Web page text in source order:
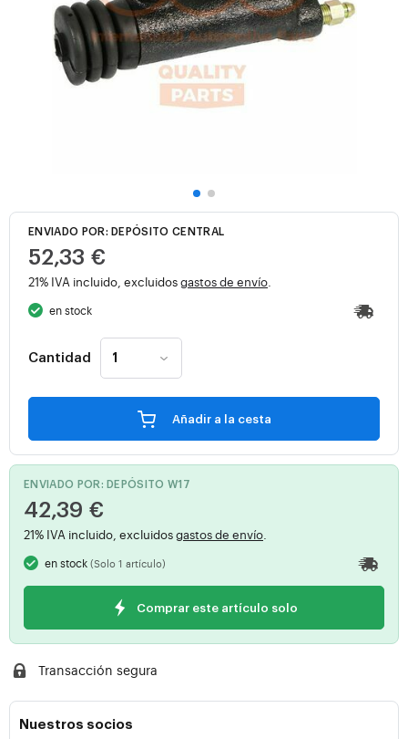
ENVIADO POR: DEPÓSITO CENTRAL
52,33 €
21% IVA incluido, excluidosgastos de envío
en stock
Cantidad
Añadir a la cesta
ENVIADO POR: DEPÓSITO W17
42,39 €
21% IVA incluido, excluidosgastos de envío
en stock(Solo 1 artículo)
Comprar este artículo solo
Transacción segura
Nuestros socios